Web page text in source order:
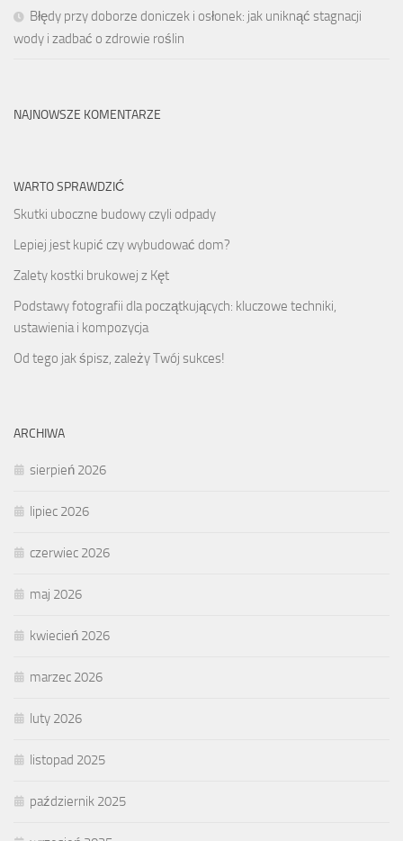
Błędy przy doborze doniczek i osłonek: jak uniknąć stagnacji
wody i zadbać o zdrowie roślin
NAJNOWSZE KOMENTARZE
WARTO SPRAWDZIĆ
Skutki uboczne budowy czyli odpady
Lepiej jest kupić czy wybudować dom?
Zalety kostki brukowej z Kęt
Podstawy fotografii dla początkujących: kluczowe techniki,
ustawienia i kompozycja
Od tego jak śpisz, zależy Twój sukces!
ARCHIWA
sierpień 2026
lipiec 2026
czerwiec 2026
maj 2026
kwiecień 2026
marzec 2026
luty 2026
listopad 2025
październik 2025